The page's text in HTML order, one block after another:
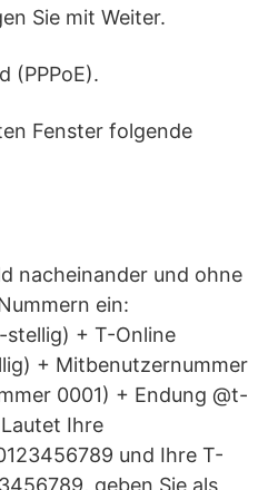
Sie mit Weiter.
(PPPoE).
Fenster folgende
nacheinander und ohne
ein:
stellig) + T-Online
+ Mitbenutzernummer
0001) + Endung @t-
Ihre
und Ihre T-
geben Sie als